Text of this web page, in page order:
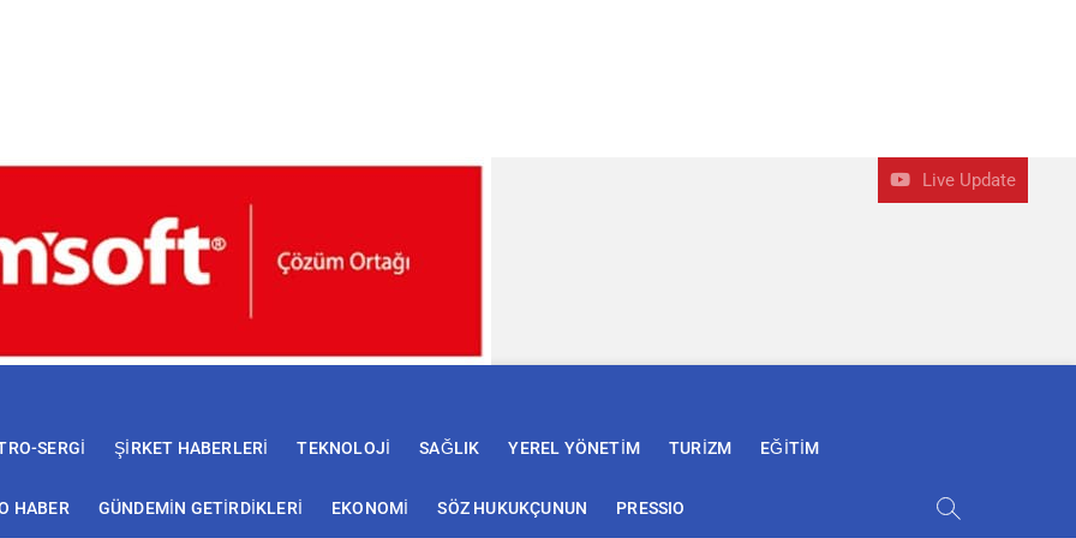
Live Update
SERGİ ŞİRKET HABERLERİ TEKNOLOJİ SAĞLIK YEREL YÖNETİM TURİZM EĞİTİM
HABER GÜNDEMİN GETİRDİKLERİ EKONOMİ SÖZ HUKUKÇUNUN PRESSIO